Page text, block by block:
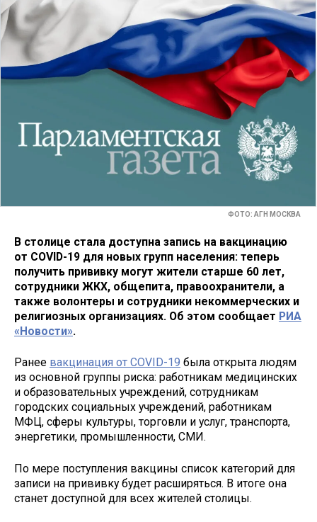
ФОТО: АГН МОСКВА
В столице стала доступна запись на вакцинацию
от COVID-19 для новых групп населения: теперь
получить прививку могут жители старше 60 лет,
сотрудники ЖКХ, общепита, правоохранители, а
также волонтеры и сотрудники некоммерческих и
религиозных организациях. Об этом сообщает РИА
«Новости».
Ранее вакцинация от COVID-19 была открыта людям
из основной группы риска: работникам медицинских
и образовательных учреждений, сотрудникам
городских социальных учреждений, работникам
МФЦ, сферы культуры, торговли и услуг, транспорта,
энергетики, промышленности, СМИ.
По мере поступления вакцины список категорий для
записи на прививку будет расширяться. В итоге она
станет доступной для всех жителей столицы.